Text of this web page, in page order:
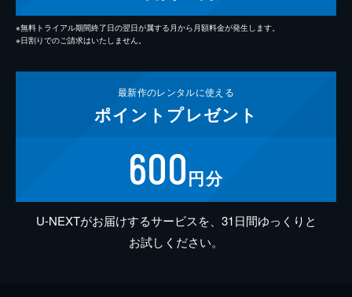
※無料トライアル期間終了日の翌日が属する月から月額料金が発生します。
※日割りでのご請求はいたしません。
最新作のレンタルに使える
ポイント プレゼント
600円分
U-NEXTがお届けするサービスを、31日間ゆっくりと
お試しください。